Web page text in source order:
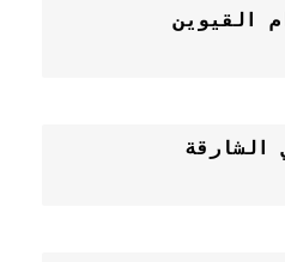
صباغ في الشارقة